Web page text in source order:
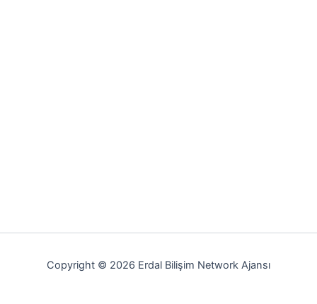
Copyright © 2026 Erdal Bilişim Network Ajansı